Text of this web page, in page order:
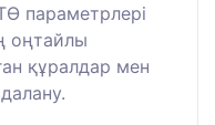
параметрлері
оңтайлы
құралдар мен